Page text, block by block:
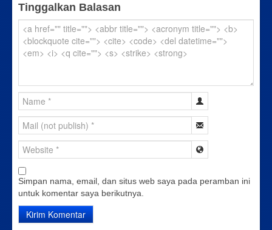
Tinggalkan Balasan
Simpan nama, email, dan situs web saya pada peramban ini
untuk komentar saya berikutnya.